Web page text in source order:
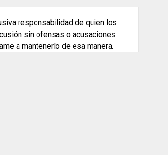
responsabilidad de quien los
sin ofensas o acusaciones
a mantenerlo de esa manera.